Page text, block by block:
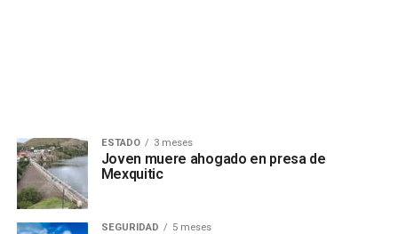
ESTADO 3 meses
Joven muere ahogado en presa de
Mexquitic
SEGURIDAD 5 meses